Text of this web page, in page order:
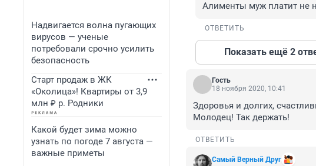
Надвигается волна пугающих
вирусов — ученые
потребовали срочно усилить
безопасность
Старт продаж в ЖК
«Околица»! Квартиры от 3,9
млн ₽ р. Родники
Какой будет зима можно
узнать по погоде 7 августа —
важные приметы
Алименты муж платит не
ОТВЕТИТЬ
Показать ещё 2
Гость
18 ноября 2020, 10:41
Здоровья и долгих,
Молодец! Так держать!
ОТВЕТИТЬ
Самый Верный Друг